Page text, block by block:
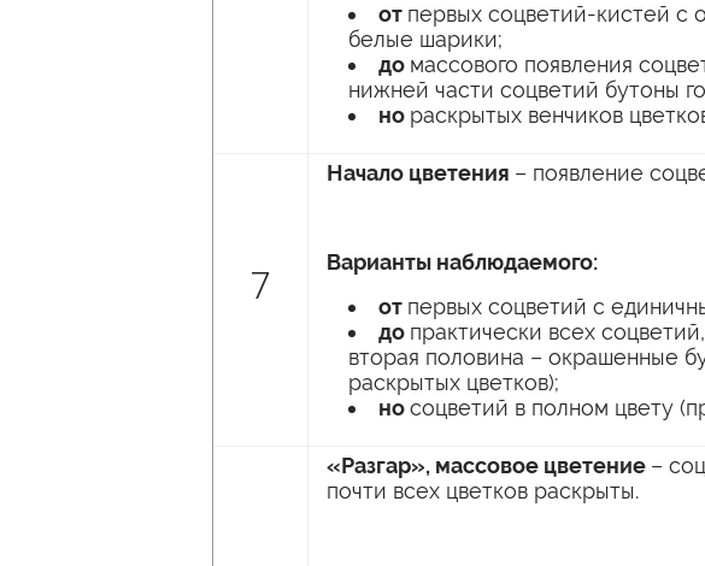
от первых соцветий-кистей с
белые шарики;
до массового появления
нижней части соцветий бутоны
но раскрытых венчиков
7
Начало цветения – появление
Варианты наблюдаемого:
от первых соцветий с
до практически всех
вторая половина – окрашенные
раскрытых цветков);
носоцветий в полном цвету
«Разгар», массовое цветение –
почти всех цветков раскрыты.